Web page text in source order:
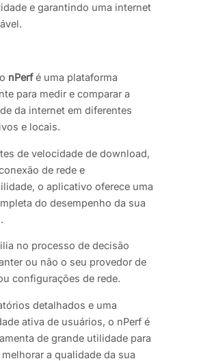
e garantindo uma internet
nPerfé uma plataforma
para medir e comparar a
da internet em diferentes
e locais.
de velocidade de download,
de rede e
o aplicativo oferece uma
do desempenho da sua
no processo de decisão
ou não o seu provedor de
configurações de rede.
detalhados e uma
ativa de usuários, o nPerf é
de grande utilidade para
a qualidade da sua